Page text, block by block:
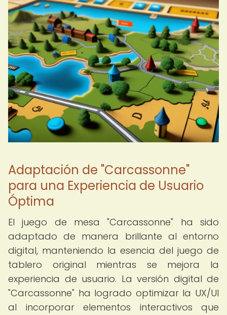
Adaptación de "Carcassonne"
para una Experiencia de Usuario
Óptima
El juego de mesa "Carcassonne" ha sido
adaptado de manera brillante al entorno
digital, manteniendo la esencia del juego de
tablero original mientras se mejora la
experiencia de usuario. La versión digital de
"Carcassonne" ha logrado optimizar la UX/UI
al incorporar elementos interactivos que